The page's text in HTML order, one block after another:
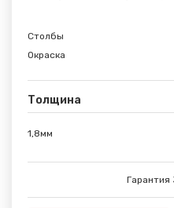
Столбы
Окраска
Толщина
1,8мм
Гарантия
Спасибо за обращение,